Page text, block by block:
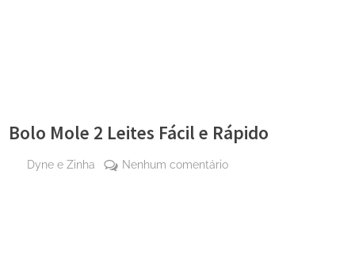
Bolo Mole 2 Leites Fácil e Rápido
By
Dyne e Zinha Nenhum comentárioem